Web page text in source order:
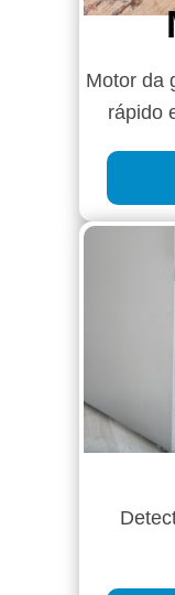
Motor da
rápido